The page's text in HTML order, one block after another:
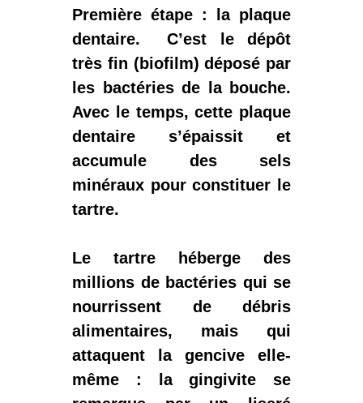
Première étape :
la plaque
dentaire. C’est le dépôt
très fin (biofilm) déposé par
les bactéries de la bouche.
Avec le temps, cette plaque
dentaire s’épaissit et
accumule des sels
minéraux pour constituer le
tartre.
Le tartre héberge des
millions de bactéries qui se
nourrissent de débris
alimentaires, mais qui
attaquent la gencive elle-
même : lagingivite se